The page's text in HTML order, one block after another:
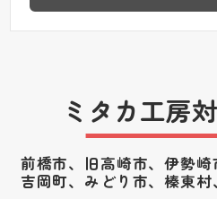
ミタカ工房
前橋市、旧高崎市、伊勢崎
吉岡町、みどり市、榛東村